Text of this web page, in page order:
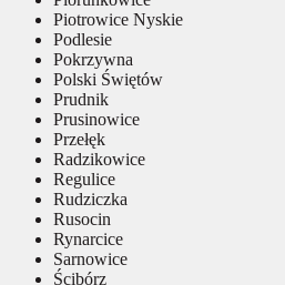
Piotrowice Nyskie
Podlesie
Pokrzywna
Polski Świętów
Prudnik
Prusinowice
Przełęk
Radzikowice
Regulice
Rudziczka
Rusocin
Rynarcice
Sarnowice
Ścibórz